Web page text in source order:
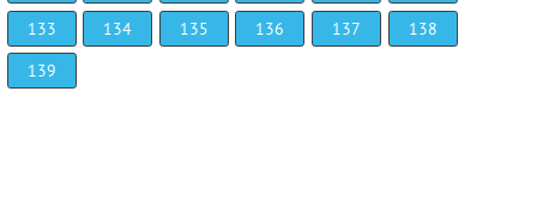
133
134 135 136 137
138
139